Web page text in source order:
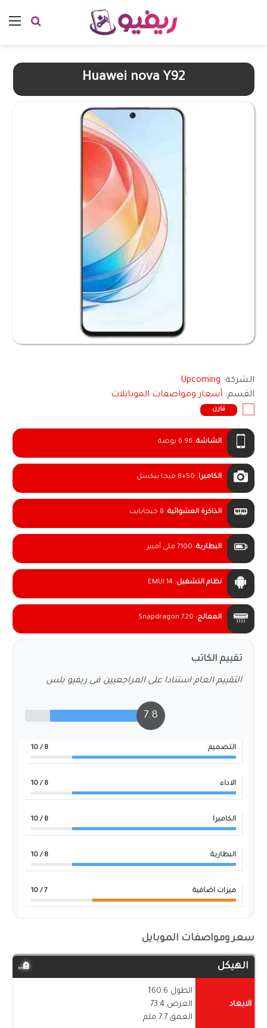
بحث
Huawei nova Y92
الشركة: Upcoming
القسم: أسعار ومواصفات الموبايلات
قارن
الشاشة: 6.96 بوصة
الكاميرا: 8+50 ميجا بيكسل
الذاكرة العشوائية: 8 جيجابايت
البطارية: 7100 ملى أمبير
نظام التشغيل:
EMUI 14
المعالج:
Snapdragon 720
تقييم الكاتب
التقييم العام استنادا على المراجعيين فى ريفيو بلس
7.8
التصميم 8
/ 10
الاداء 8
/ 10
الكاميرا 8
/ 10
البطارية 8
/ 10
ميزات اضافية 7
/ 10
سعر ومواصفات الموبايل
الهيكل
الابعاد
الطول 160.6
العرض 73.4
العمق 7.7 ملم